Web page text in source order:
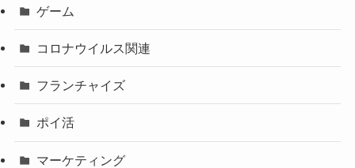
ゲーム
コロナウイルス関連
フランチャイズ
ポイ活
マーケティング